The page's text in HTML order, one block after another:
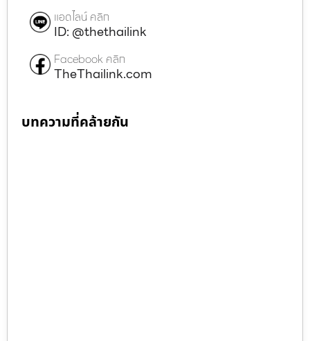
แอดไลน์ คลิก
ID: @thethailink
Facebook คลิก
TheThailink.com
บทความที่คล้ายกัน